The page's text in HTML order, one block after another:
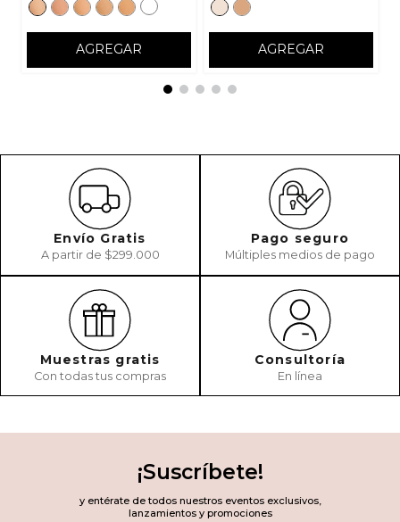
AGREGAR AGREGAR
Envío Gratis
A partir de $299.000
Pago seguro
Múltiples medios de pago
Muestras gratis
Con todas tus compras
Consultoría
En línea
¡Suscríbete!
y entérate de todos nuestros eventos exclusivos,
lanzamientos y promociones